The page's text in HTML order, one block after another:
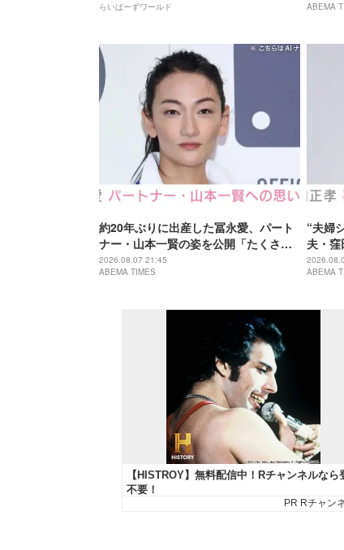
らいばーずワールド
ABEMA
約20年ぶりに出産した冨永愛、パート
ナー・山本一賢の姿を公開「たくさん
背負ってくれてる」感謝の思いをつづ
る
2026.08.07 21:45
ABEMA TIMES
“夫婦
夫・
つだっ
ABEMA